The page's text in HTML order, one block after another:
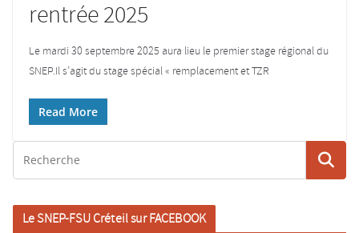
rentrée 2025
Le mardi 30 septembre 2025 aura lieu le premier stage régional du
SNEP.Il s’agit du stage spécial « remplacement et TZR
Read More
Le SNEP-FSU Créteil sur FACEBOOK